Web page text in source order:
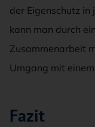
der Eigenschutz
kann man durch
Zusammenarbeit
Umgang mit
Fazit